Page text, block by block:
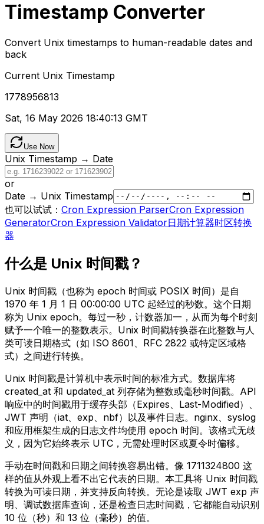
Timestamp Converter
Convert Unix timestamps to human-readable dates and
back
Current Unix Timestamp
1778956813
Sat, 16 May 2026 18:40:13 GMT
Use Now
Unix Timestamp → Date
or
Date → Unix Timestamp
也可以试试： Cron Expression ParserCron Expression
GeneratorCron Expression Validator日期计算器时区转换
器
什么是 Unix 时间戳？
Unix 时间戳（也称为 epoch 时间或 POSIX 时间）是自
1970 年 1 月 1 日 00:00:00 UTC 起经过的秒数。这个日期
称为 Unix epoch。每过一秒，计数器加一，从而为每个时刻
赋予一个唯一的整数表示。Unix 时间戳转换器在此整数与人
类可读日期格式（如 ISO 8601、RFC 2822 或特定区域格
式）之间进行转换。
Unix 时间戳是计算机中表示时间的标准方式。数据库将
created_at 和 updated_at 列存储为整数或毫秒时间戳。API
响应中的时间戳用于缓存头部（Expires、Last-Modified）、
JWT 声明（iat、exp、nbf）以及事件日志。nginx、syslog
和应用框架生成的日志文件均使用 epoch 时间。该格式无歧
义，因为它始终表示 UTC，无需处理时区或夏令时偏移。
手动在时间戳和日期之间转换容易出错。像 1711324800 这
样的值从外观上看不出它代表的日期。本工具将 Unix 时间戳
转换为可读日期，并支持反向转换。无论是读取 JWT exp 声
明、调试数据库查询，还是检查日志时间戳，它都能自动识别
10 位（秒）和 13 位（毫秒）的值。